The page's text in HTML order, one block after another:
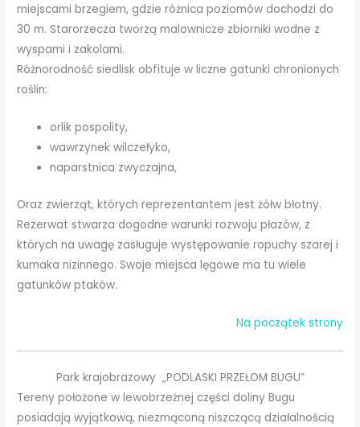
miejscami brzegiem, gdzie różnica poziomów dochodzi do
30 m. Starorzecza tworzą malownicze zbiorniki wodne z
wyspami i zakolami.
Różnorodność siedlisk obfituje w liczne gatunki chronionych
roślin:
orlik pospolity,
wawrzynek wilczełyko,
naparstnica zwyczajna,
Oraz zwierząt, których reprezentantem jest żółw błotny.
Rezerwat stwarza dogodne warunki rozwoju płazów, z
których na uwagę zasługuje występowanie ropuchy szarej i
kumaka nizinnego. Swoje miejsca lęgowe ma tu wiele
gatunków ptaków.
Na początek strony
Park krajobrazowy „PODLASKI PRZEŁOM BUGU”
Tereny położone w lewobrzeżnej części doliny Bugu
posiadają wyjątkową, niezmąconą niszczącą działalnością